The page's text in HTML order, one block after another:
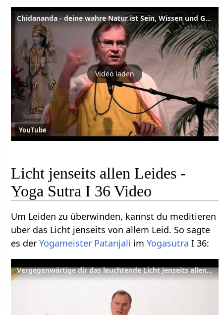
Chidananda - deine wahre Natur ist Sein, Wissen und Glückseligkeit
Video laden
YouTube
Licht jenseits allen Leides -
Yoga Sutra I 36 Video
Um Leiden zu überwinden, kannst du meditieren
über das Licht jenseits von allem Leid. So sagte
es derYogameister Patanjali imYogasutra I 36:
Vergegenwärtige dir das leuchtende Licht jenseits allen Leides – YVS217